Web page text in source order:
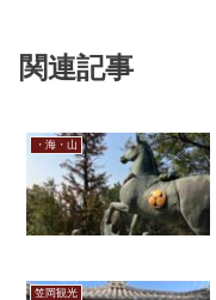
関連記事
・海・山
笠岡観光